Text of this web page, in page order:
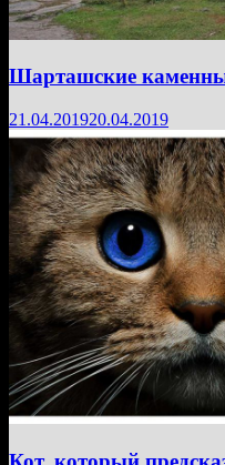
Шарташские
21.04.201920.04.2019